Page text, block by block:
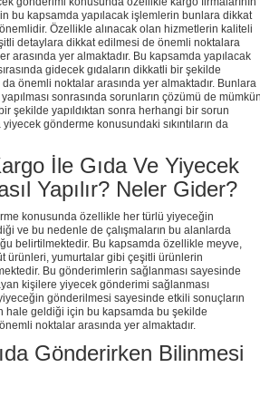
bu kapsamda yapılacak işlemlerin bunlara dikkat
Özellikle alınacak olan hizmetlerin kaliteli
detaylara dikkat edilmesi de önemli noktalara
arasında yer almaktadır. Bu kapsamda yapılacak
gidecek gıdaların dikkatli bir şekilde
önemli noktalar arasında yer almaktadır. Bunlara
sonrasında sorunların çözümü de
şekilde yapıldıktan sonra herhangi bir sorun
yiyecek gönderme konusundaki sıkıntıların da
İle Gıda Ve Yiyecek
Yapılır? Neler Gider?
konusunda özellikle her türlü yiyeceğin
ve bu nedenle de çalışmaların bu alanlarda
belirtilmektedir. Bu kapsamda özellikle meyve,
ürünleri, yumurtalar gibi çeşitli ürünlerin
Bu gönderimlerin sağlanması sayesinde
kişilere yiyecek gönderimi sağlanması
gönderilmesi sayesinde etkili sonuçların
hale geldiği için bu kapsamda bu şekilde
noktalar arasında yer almaktadır.
Gönderirken Bilinmesi